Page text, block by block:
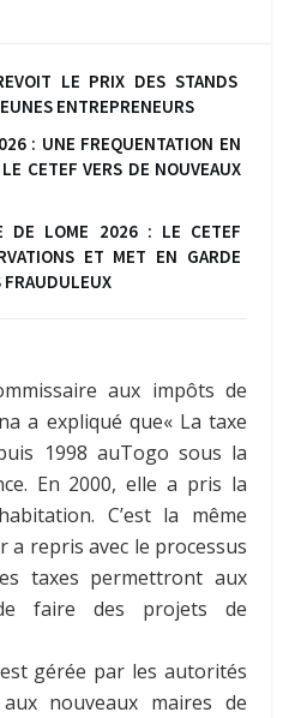
LE PRIX DES STANDS
ENTREPRENEURS
: UNE FREQUENTATION EN
CETEF VERS DE NOUVEAUX
DE LOME 2026 : LE CETEF
ET MET EN GARDE
FRAUDULEUX
aux impôts de
a expliqué que« La taxe
1998 auTogo sous la
En 2000, elle a pris la
C’est la même
a repris avec le processus
taxes permettront aux
faire des projets de
gérée par les autorités
nouveaux maires de